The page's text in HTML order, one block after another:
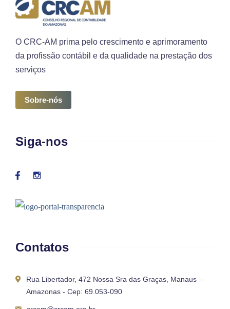
O CRC-AM prima pelo crescimento e aprimoramento
da profissão contábil e da qualidade na prestação dos
serviços
Sobre-nós
Siga-nos
Contatos
Rua Libertador, 472 Nossa Sra das Graças, Manaus –
Amazonas - Cep: 69.053-090